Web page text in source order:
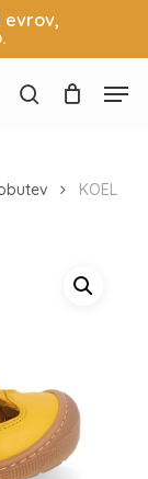
evrov,
search
KOEL
Menu